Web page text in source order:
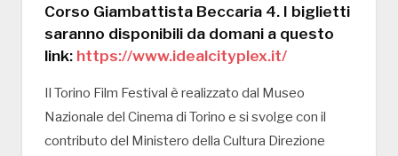
Corso Giambattista Beccaria 4. I biglietti
saranno disponibili da domani a questo
link: https://www.idealcityplex.it/
Il Torino Film Festival è realizzato dal Museo
Nazionale del Cinema di Torino e si svolge con il
contributo del Ministero della Cultura Direzione